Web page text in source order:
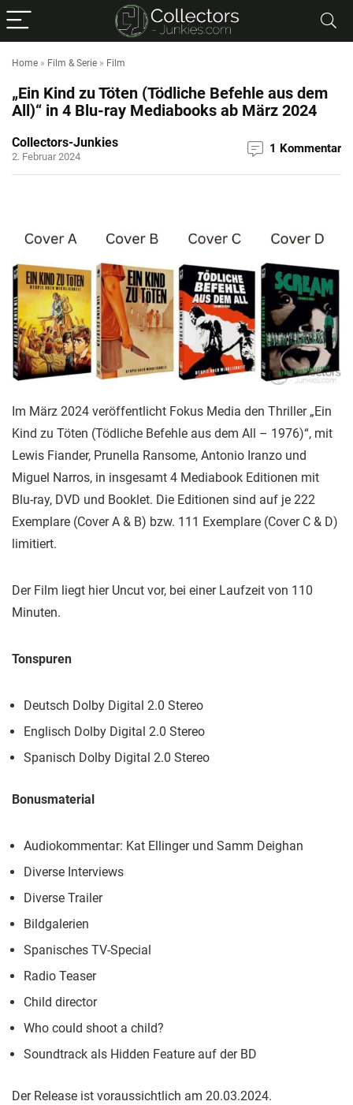
Home » Film & Serie » Film
„Ein Kind zu Töten (Tödliche Befehle aus dem
All)“ in 4 Blu-ray Mediabooks ab März 2024
Collectors-Junkies
2. Februar 2024
1 Kommentar
Im März 2024 veröffentlicht Fokus Media den Thriller „Ein
Kind zu Töten (Tödliche Befehle aus dem All – 1976)“, mit
Lewis Fiander, Prunella Ransome, Antonio Iranzo und
Miguel Narros, in insgesamt 4 Mediabook Editionen mit
Blu-ray, DVD und Booklet. Die Editionen sind auf je 222
Exemplare (Cover A & B) bzw. 111 Exemplare (Cover C & D)
limitiert.
Der Film liegt hier Uncut vor, bei einer Laufzeit von 110
Minuten.
Tonspuren
Deutsch Dolby Digital 2.0 Stereo
Englisch Dolby Digital 2.0 Stereo
Spanisch Dolby Digital 2.0 Stereo
Bonusmaterial
Audiokommentar: Kat Ellinger und Samm Deighan
Diverse Interviews
Diverse Trailer
Bildgalerien
Spanisches TV-Special
Radio Teaser
Child director
Who could shoot a child?
Soundtrack als Hidden Feature auf der BD
Der Release ist voraussichtlich am 20.03.2024.